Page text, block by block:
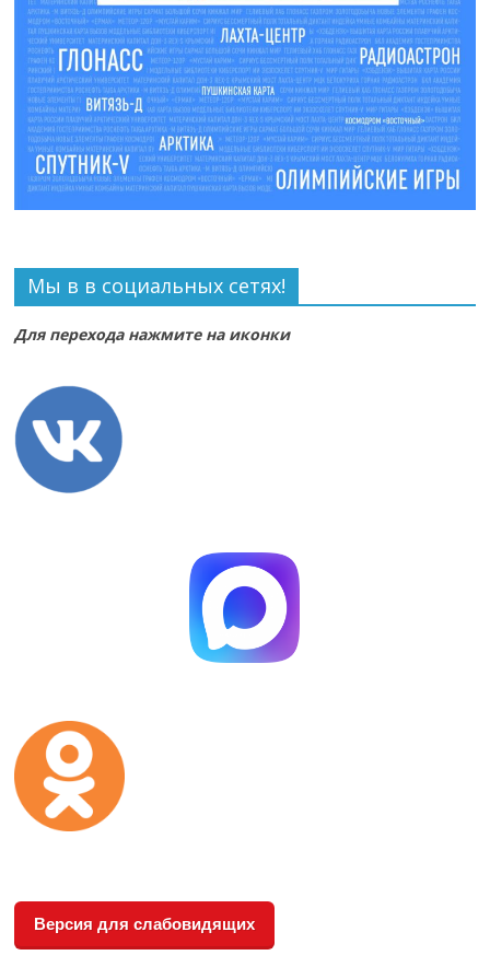
Мы в в социальных сетях!
Для перехода нажмите на иконки
Версия для слабовидящих